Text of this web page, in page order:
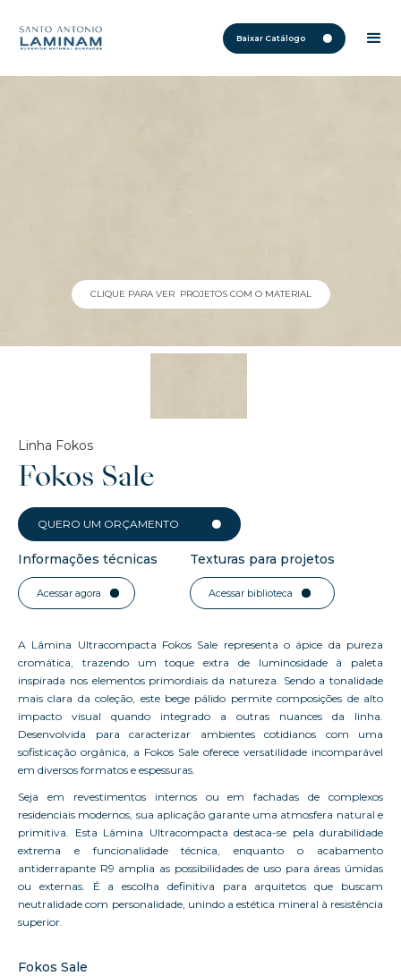
Baixar Catálogo
CLIQUE PARA VER PROJETOS COM O MATERIAL
Linha Fokos
Fokos Sale
QUERO UM ORÇAMENTO
Informações técnicas
Acessar agora
Texturas para projetos
Acessar biblioteca
A Lâmina Ultracompacta Fokos Sale representa o ápice da pureza
cromática, trazendo um toque extra de luminosidade à paleta
inspirada nos elementos primordiais da natureza. Sendo a tonalidade
mais clara da coleção, este bege pálido permite composições de alto
impacto visual quando integrado a outras nuances da linha.
Desenvolvida para caracterizar ambientes cotidianos com uma
sofisticação orgânica, a Fokos Sale oferece versatilidade incomparável
em diversos formatos e espessuras.
Seja em revestimentos internos ou em fachadas de complexos
residenciais modernos, sua aplicação garante uma atmosfera natural e
primitiva. Esta Lâmina Ultracompacta destaca-se pela durabilidade
extrema e funcionalidade técnica, enquanto o acabamento
antiderrapante R9 amplia as possibilidades de uso para áreas úmidas
ou externas. É a escolha definitiva para arquitetos que buscam
neutralidade com personalidade, unindo a estética mineral à resistência
superior.
Fokos Sale